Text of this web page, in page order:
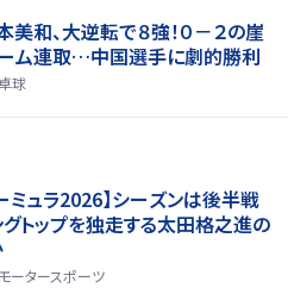
美和、大逆転で８強！０－２の崖
ーム連取…中国選手に劇的勝利
卓球
ミュラ2026】シーズンは後半戦
トップを独走する太田格之進の
モータースポーツ